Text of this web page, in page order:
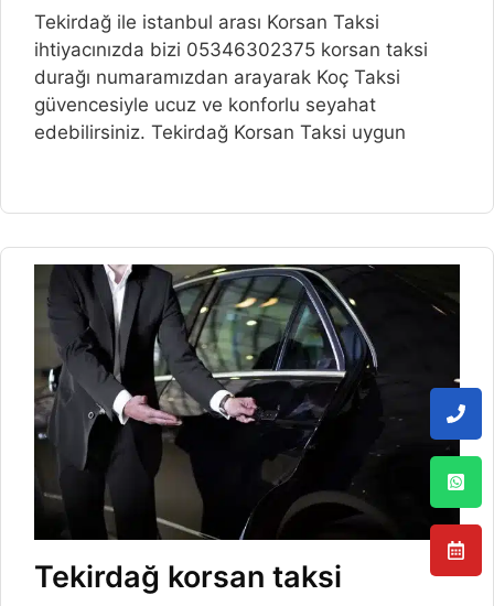
Tekirdağ ile istanbul arası Korsan Taksi
ihtiyacınızda bizi 05346302375 korsan taksi
durağı numaramızdan arayarak Koç Taksi
güvencesiyle ucuz ve konforlu seyahat
edebilirsiniz. Tekirdağ Korsan Taksi uygun
Tekirdağ korsan taksi